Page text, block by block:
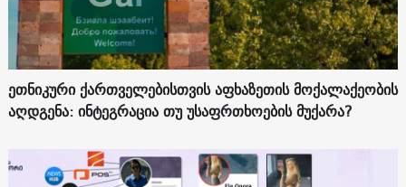
ეთნიკური ქართველებისთვის აფხაზეთის მოქალაქეობის
აღდგენა: ინტეგრაცია თუ უსაფრთხოების მუქარა?